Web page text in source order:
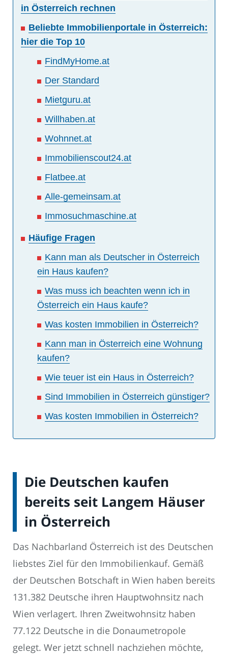
in Österreich rechnen
Beliebte Immobilienportale in Österreich:
hier die Top 10
FindMyHome.at
Der Standard
Mietguru.at
Willhaben.at
Wohnnet.at
Immobilienscout24.at
Flatbee.at
Alle-gemeinsam.at
Immosuchmaschine.at
Häufige Fragen
Kann man als Deutscher in Österreich
ein Haus kaufen?
Was muss ich beachten wenn ich in
Österreich ein Haus kaufe?
Was kosten Immobilien in Österreich?
Kann man in Österreich eine Wohnung
kaufen?
Wie teuer ist ein Haus in Österreich?
Sind Immobilien in Österreich günstiger?
Was kosten Immobilien in Österreich?
Die Deutschen kaufen
bereits seit Langem Häuser
in Österreich
Das Nachbarland Österreich ist des Deutschen
liebstes Ziel für den Immobilienkauf. Gemäß
der Deutschen Botschaft in Wien haben bereits
131.382 Deutsche ihren Hauptwohnsitz nach
Wien verlagert. Ihren Zweitwohnsitz haben
77.122 Deutsche in die Donaumetropole
gelegt. Wer jetzt schnell nachziehen möchte,